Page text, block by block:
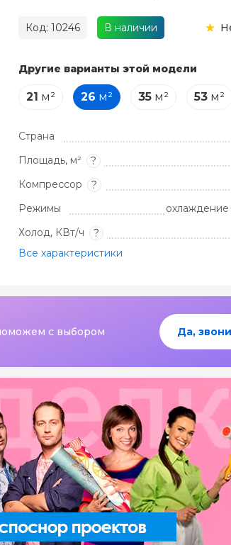
Код: 10246 В наличии
Другие варианты этой модели
21 м² 26 м² 35м² 53м²
Страна
Площадь, м²
?
Компрессор
?
Режимы
Холод, КВт/ч
?
Все характеристики
с выбором Да,